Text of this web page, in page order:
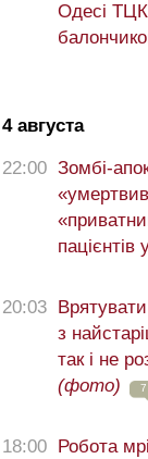
Одесі
4 августа
22:00 Зомбі-
пацієнтів
20:03
з
так і не
(фото)
7
18:00
Робота